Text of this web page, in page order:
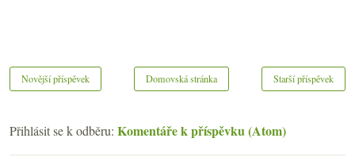
Novější příspěvek Starší příspěvek
Domovská stránka
Přihlásit se k odběru: Komentáře k příspěvku (Atom)